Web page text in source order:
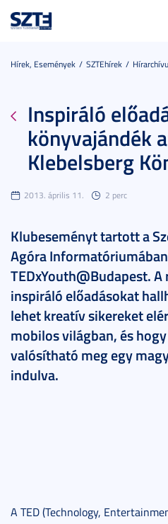
Hírek, Események SZTEhírek
Inspiráló
könyvajándék
Klebelsberg
2013. április 11. 2 perc
Klubeseményt tartott a
Agóra
TEDxYouth@Budapest.
inspiráló előadásokat
lehet kreatív sikereket
mobilos világban, és
valósítható meg egy
indulva.
A TED (Technology,